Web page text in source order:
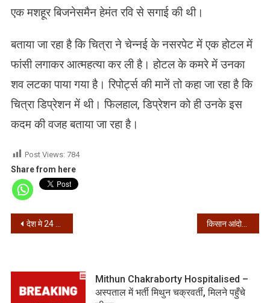
एक मशहूर बिजनेसमैन हेमंत रवि से सगाई की थी।
बताया जा रहा है कि चित्रा ने चेन्नई के नसरपेट में एक होटल में
फांसी लगाकर आत्महत्या कर ली है। होटल के कमरे में उनका
शव लटका पाया गया है। रिपोर्ट्स की मानें तो कहा जा रहा है कि
चित्रा डिप्रेशन में थी। फिलहाल, डिप्रेशन को ही उनके इस
कदम की वजह बताया जा रहा है।
Post Views: 784
Share from here
Post
देश मे 24 घंटे में कोरोना के 32,080 नए मामले, 36,635 हुए ठीक किसान आंदोलन -आज होगी मोदी कैबिनेट की अहम बैठक
Mithun Chakraborty Hospitalised –
अस्पताल में भर्ती मिथुन चक्रवर्ती, मिलने पहुँचे